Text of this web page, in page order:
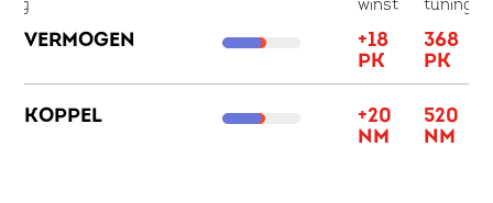
winst
tuning
VERMOGEN
+18
PK
368
PK
KOPPEL
+20
NM
520
NM